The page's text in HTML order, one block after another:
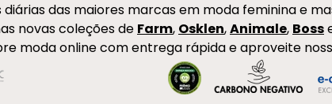
das maiores marcas em moda feminina e
novas coleções de Farm, Osklen,Animale, Boss
moda online com entrega rápida e aproveite